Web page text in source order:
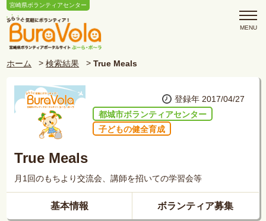
宮崎県ボランティアセンター
ホーム 検索結果 True Meals
登録年 2017/04/27
都城市ボランティアセンター
子どもの健全育成
True Meals
月1回のもちより交流会、講師を招いての学習会等
基本情報 ボランティア募集